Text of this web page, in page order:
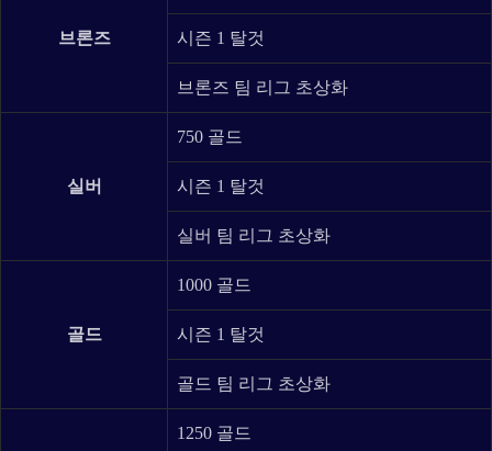
브론즈 시즌 1 탈것
브론즈 팀 리그 초상화
실버
750 골드
시즌 1 탈것
실버 팀 리그 초상화
골드
1000 골드
시즌 1 탈것
골드 팀 리그 초상화
1250 골드